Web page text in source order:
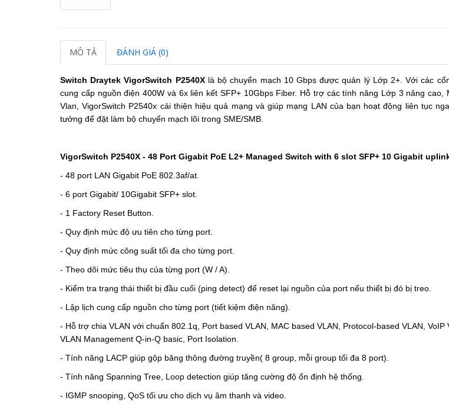
MÔ TẢ ĐÁNH GIÁ (0)
Switch Draytek VigorSwitch P2540Xlà bộ chuyển mạch 10 Gbps được quản lý Lớp 2+. Với các
cung cấp nguồn điện 400W và 6x liên kết SFP+ 10Gbps Fiber. Hỗ trợ các tính năng Lớp 3 nâng cao,
Vlan, VigorSwitch P2540x cải thiện hiệu quả mạng và giúp mạng LAN của bạn hoạt động liên tục
tưởng để đặt làm bộ chuyển mạch lõi trong SME/SMB.
VigorSwitch P2540X - 48 Port Gigabit PoE L2+ Managed Switch with 6 slot SFP+ 10 Gigabit
- 48 port LAN Gigabit PoE 802.3af/at.
- 6 port Gigabit/ 10Gigabit SFP+ slot.
- 1 Factory Reset Button.
- Quy định mức độ ưu tiên cho từng port.
- Quy định mức công suất tối đa cho từng port.
- Theo dõi mức tiêu thụ của từng port (W / A).
- Kiểm tra trạng thái thiết bị đầu cuối (ping detect) để reset lại nguồn của port nếu thiết bị đó bị treo.
- Lập lịch cung cấp nguồn cho từng port (tiết kiệm điện năng).
- Hỗ trợ chia VLAN với chuẩn 802.1q, Port based VLAN, MAC based VLAN, Protocol-based VLAN, VoIP
VLAN Management Q-in-Q basic, Port Isolation.
- Tính năng LACP giúp gộp băng thông đường truyền( 8 group, mỗi group tối đa 8 port).
- Tính năng Spanning Tree, Loop detection giúp tăng cường độ ổn định hệ thống.
- IGMP snooping, QoS tối ưu cho dịch vụ âm thanh và video.